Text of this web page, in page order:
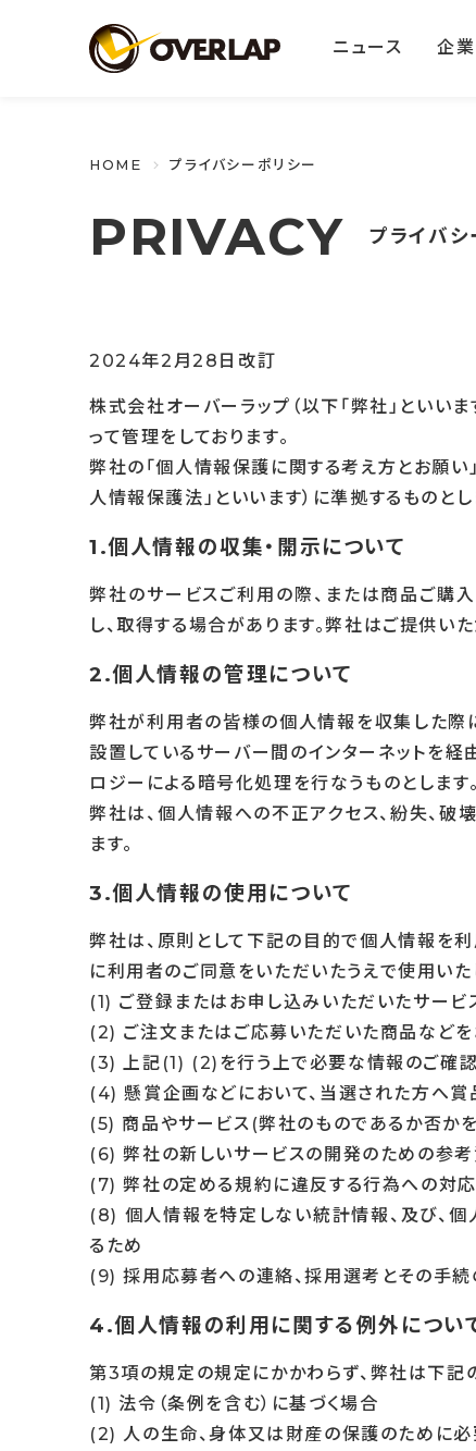
ニュース 企
HOME プライバシーポリシー
PRIVACY プライバシ
2024年2月28日改訂
株式会社オーバーラップ（以下「弊社」といい
って管理をしております。
弊社の「個人情報保護に関する考え方とお願い
人情報保護法」といいます）に準拠するものとし
1.個人情報の収集・開示について
弊社のサービスご利用の際、または商品ご購
し、取得する場合があります。弊社はご提供い
2.個人情報の管理について
弊社が利用者の皆様の個人情報を収集した際
設置しているサーバー間のインターネットを
ロジーによる暗号化処理を行なうものとします。
弊社は、個人情報への不正アクセス、紛失、
ます。
3.個人情報の使用について
弊社は、原則として下記の目的で個人情報を
に利用者のご同意をいただいたうえで使用いた
(1) ご登録またはお申し込みいただいたサービ
(2) ご注文またはご応募いただいた商品などを
(3) 上記(1) (2)を行う上で必要な情報のご確
(4) 懸賞企画などにおいて、当選された方へ賞
(5) 商品やサービス(弊社のものであるか否か
(6) 弊社の新しいサービスの開発のための参考
(7) 弊社の定める規約に違反する行為への対
(8) 個人情報を特定しない統計情報、及び、
るため
(9) 採用応募者への連絡、採用選考とその手続
4.個人情報の利用に関する例外につい
第3項の規定の規定にかかわらず、弊社は下記
(1) 法令（条例を含む）に基づく場合
(2) 人の生命、身体又は財産の保護のために必